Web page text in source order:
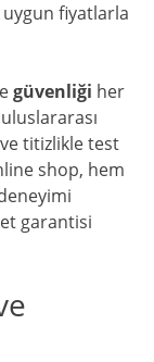
fiyatlarla
güvenliği her
titizlikle test
shop, hem
garantisi